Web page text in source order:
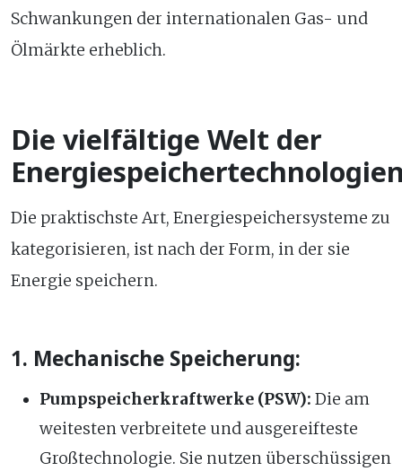
Schwankungen der internationalen Gas- und
Ölmärkte erheblich.
Die vielfältige Welt der
Die praktischste Art, Energiespeichersysteme zu
kategorisieren, ist nach der Form, in der sie
Energie speichern.
1. Mechanische Speicherung:
Pumpspeicherkraftwerke (PSW): Die am
weitesten verbreitete und ausgereifteste
Großtechnologie. Sie nutzen überschüssigen